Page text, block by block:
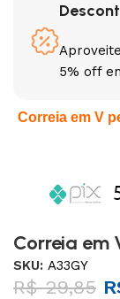
5% off
Correia em V
Correia em
SKU:A33GY
R$29,85